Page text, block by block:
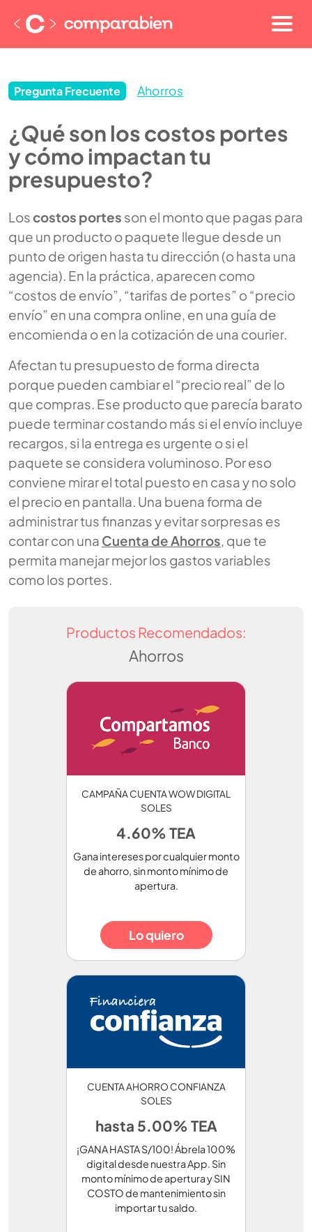
Pregunta Frecuente Ahorros
¿Qué son los costos portes
y cómo impactan tu
presupuesto?
Loscostos portes son el monto que pagas para
que un producto o paquete llegue desde un
punto de origen hasta tu dirección (o hasta una
agencia). En la práctica, aparecen como
“costos de envío”, “tarifas de portes” o “precio
envío” en una compra online, en una guía de
encomienda o en la cotización de una courier.
Afectan tu presupuesto de forma directa
porque pueden cambiar el “precio real” de lo
que compras. Ese producto que parecía barato
puede terminar costando más si el envío incluye
recargos, si la entrega es urgente o si el
paquete se considera voluminoso. Por eso
conviene mirar el total puesto en casa y no solo
el precio en pantalla. Una buena forma de
administrar tus finanzas y evitar sorpresas es
contar con una Cuenta de Ahorros, que te
permita manejar mejor los gastos variables
como los portes.
Productos Recomendados:
Ahorros
CAMPAÑA CUENTA WOW DIGITAL
SOLES
4.60% TEA
Gana intereses por cualquier monto
de ahorro, sin monto mínimo de
apertura.
Lo quiero
CUENTA AHORRO CONFIANZA
SOLES
hasta 5.00% TEA
¡GANA HASTA S/100! Ábrela 100%
digital desde nuestra App. Sin
monto mínimo de apertura y SIN
COSTO de mantenimiento sin
importar tu saldo.